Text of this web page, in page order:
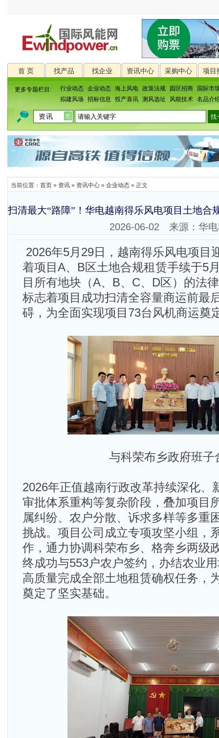
首 页 找产品 找企业 资讯中心 采购中心 项目
更多专题栏目: 行业动态 企业动态 海上风电 政策法规 园区招商
国际市
拟建风场
招标信息 投产喜讯 测风选址 风能技术 名品介
当前位置： 首页 » 资讯 » 资讯中心 » 企业动态 » 正文
扫清最大“路障”！华电越南得乐风电项目土地合
2026-06-02 来源：华
2026年5月29日，越南得乐风电项目
着项目A、B区土地合规租赁手续于5
目所有地块（A、B、C、D区）的法
标志着项目成功扫清全容量商运前最
碍，为全面实现项目73台风机商运奠
与科荣布乡政府班子
2026年正值越南行政改革持续深化、
审批体系重构等复杂阶段，叠加项目
属纠纷、农户分散、诉求多样等多重
挑战。项目公司成立专项攻坚小组，
作，通力协调科荣布乡、格奔乡两级
终成功与553户农户签约，办结农业
高质量完成全部土地租赁确权任务，
奠定了坚实基础。